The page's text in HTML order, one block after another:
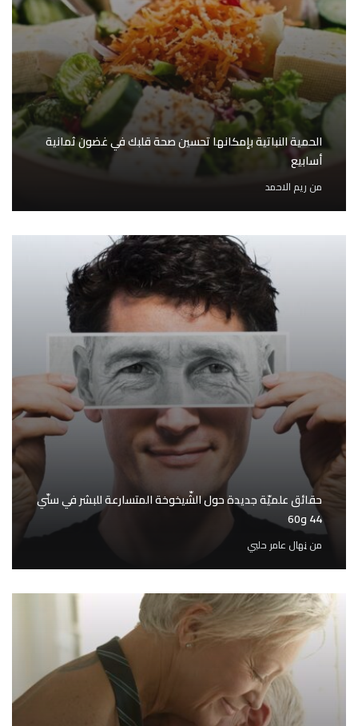
الحمية النباتية بإمكانها تحسين صحة قلبك في غضون ثمانية
أسابيع
من ريم الاحمد
حقائق علميّة جديدة حول الشّيخوخة المتسارعة للبشر في سنّي
44 و60
مننِهال عامر حلبي